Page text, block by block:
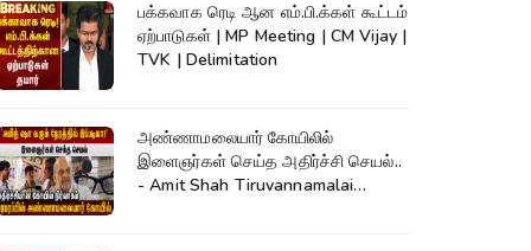
பக்கவாக ரெடி ஆன எம்.பி.க்கள் கூட்டம்
ஏற்பாடுகள் | MP Meeting | CM Vijay |
TVK | Delimitation
அண்ணாமலையார் கோயிலில்
இளைஞர்கள் செய்த அதிர்ச்சி செயல்..
- Amit Shah Tiruvannamalai